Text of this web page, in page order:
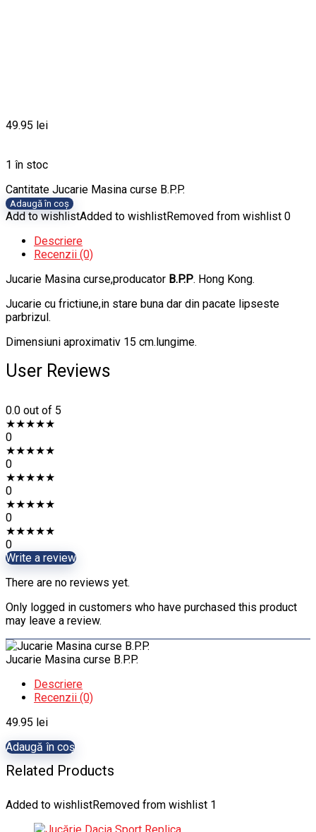
49.95 lei
1 în stoc
Cantitate Jucarie Masina curse B.P.P.
Adaugă în coș
Add to wishlistAdded to wishlistRemoved from wishlist 0
Descriere
Recenzii (0)
Jucarie Masina curse,producator B.P.P. Hong Kong.
Jucarie cu frictiune,in stare buna dar din pacate lipseste
parbrizul.
Dimensiuni aproximativ 15 cm.lungime.
User Reviews
0.0 out of 5
★★★★★
0
★★★★★
0
★★★★★
0
★★★★★
0
★★★★★
0
Write a review
There are no reviews yet.
Only logged in customers who have purchased this product
may leave a review.
Jucarie Masina curse B.P.P.
Descriere
Recenzii (0)
49.95 lei
Adaugă în coș
Related Products
Added to wishlistRemoved from wishlist 1